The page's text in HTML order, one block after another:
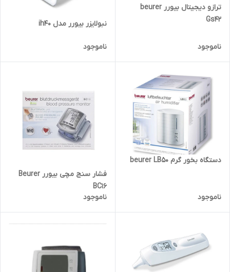
ترازو دیجیتال بیورر beurer
Gs42
ناموجود
نبولایزر بیورر مدل ih40
ناموجود
دستگاه بخور گرم beurer LB50
ناموجود
فشار سنج مچی بیورر Beurer
BC16
ناموجود